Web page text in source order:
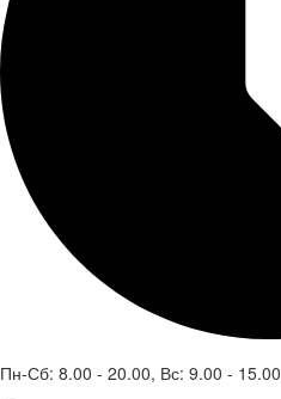
Пн-Сб: 8.00 - 20.00, Вс: 9.00 - 15.00